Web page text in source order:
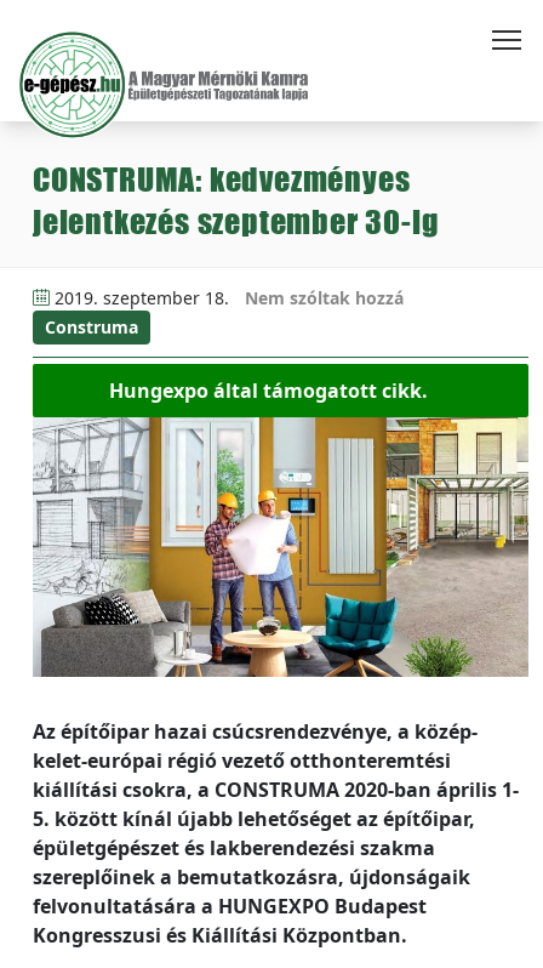
CONSTRUMA: kedvezményes
jelentkezés szeptember 30-ig
2019. szeptember 18.
Nem szóltak hozzá
Construma
Hungexpo által támogatott cikk.
Az építőipar hazai csúcsrendezvénye, a közép-
kelet-európai régió vezető otthonteremtési
kiállítási csokra, a CONSTRUMA 2020-ban április 1-
5. között kínál újabb lehetőséget az építőipar,
épületgépészet és lakberendezési szakma
szereplőinek a bemutatkozásra, újdonságaik
felvonultatására a HUNGEXPO Budapest
Kongresszusi és Kiállítási Központban.